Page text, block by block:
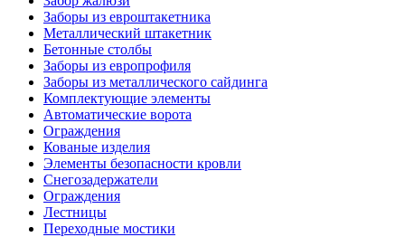
Заборы из евроштакетника
Металлический штакетник
Бетонные столбы
Заборы из европрофиля
Заборы из металлического сайдинга
Комплектующие элементы
Автоматические ворота
Ограждения
Кованые изделия
Элементы безопасности кровли
Снегозадержатели
Ограждения
Лестницы
Переходные мостики